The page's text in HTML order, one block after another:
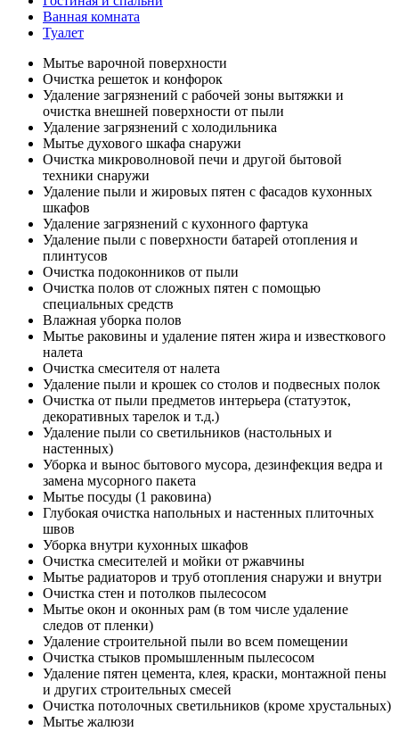
Ванная комната
Туалет
Мытье варочной поверхности
Очистка решеток и конфорок
Удаление загрязнений с рабочей зоны вытяжки и
очистка внешней поверхности от пыли
Удаление загрязнений с холодильника
Мытье духового шкафа снаружи
Очистка микроволновой печи и другой бытовой
техники снаружи
Удаление пыли и жировых пятен с фасадов кухонных
шкафов
Удаление загрязнений с кухонного фартука
Удаление пыли с поверхности батарей отопления и
плинтусов
Очистка подоконников от пыли
Очистка полов от сложных пятен с помощью
специальных средств
Влажная уборка полов
Мытье раковины и удаление пятен жира и известкового
налета
Очистка смесителя от налета
Удаление пыли и крошек со столов и подвесных полок
Очистка от пыли предметов интерьера (статуэток,
декоративных тарелок и т.д.)
Удаление пыли со светильников (настольных и
настенных)
Уборка и вынос бытового мусора, дезинфекция ведра и
замена мусорного пакета
Мытье посуды (1 раковина)
Глубокая очистка напольных и настенных плиточных
швов
Уборка внутри кухонных шкафов
Очистка смесителей и мойки от ржавчины
Мытье радиаторов и труб отопления снаружи и внутри
Очистка стен и потолков пылесосом
Мытье окон и оконных рам (в том числе удаление
следов от пленки)
Удаление строительной пыли во всем помещении
Очистка стыков промышленным пылесосом
Удаление пятен цемента, клея, краски, монтажной пены
и других строительных смесей
Очистка потолочных светильников (кроме хрустальных)
Мытье жалюзи